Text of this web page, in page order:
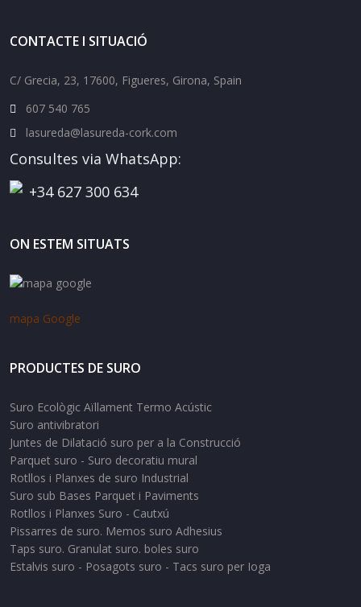
CONTACTE I SITUACIÓ
C/ Grecia, 23, 17600, Figueres, Girona, Spain
607 540 765
lasureda@lasureda-cork.com
Consultes via WhatsApp:
+34 627 300 634
ON ESTEM SITUATS
mapa Google
PRODUCTES DE SURO
Suro Ecològic Aïllament Termo Acústic
Suro antivibratori
Juntes de Dilatació suro per a la Construcció
Parquet suro - Suro decoratiu mural
Rotllos i Planxes de suro Industrial
Suro sub Bases Parquet i Paviments
Rotllos i Planxes Suro - Cautxú
Pissarres de suro. Memos suro Adhesius
Taps suro. Granulat suro. boles suro
Estalvis suro - Posagots suro - Tacs suro per Ioga